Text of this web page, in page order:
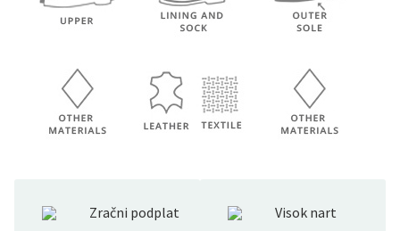
Zračni podplat Visok nart